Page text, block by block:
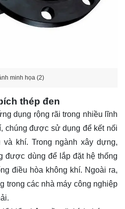
minh họa (2)
thép đen
dụng rộng rãi trong nhiều lĩnh
chúng được sử dụng để kết nối
khí. Trong ngành xây dựng,
được dùng để lắp đặt hệ thống
điều hòa không khí. Ngoài ra,
trong các nhà máy công nghiệp